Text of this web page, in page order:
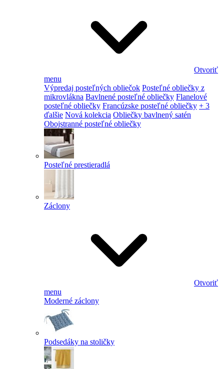
Otvoriť
menu
Výpredaj posteľných obliečok Posteľné obliečky z
mikrovlákna Bavlnené posteľné obliečky Flanelové
posteľné obliečky Francúzske posteľné obliečky + 3
ďalšie Nová kolekcia Obliečky bavlnený satén
Obojstranné posteľné obliečky
Posteľné prestieradlá
Záclony
Otvoriť
menu
Moderné záclony
Podsedáky na stoličky